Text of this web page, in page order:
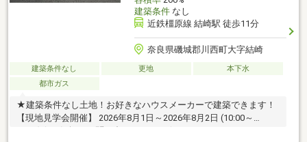
建築条件なし
近鉄橿原線 結崎駅 徒歩11分
奈良県磯城郡川西町大字結崎
建築条件なし 更地
本下水
都市ガス
★建築条件なし土地！お好きなハウスメーカーで建築できます！
【現地見学会開催】 2026年8月1日～2026年8月2日 (10:00～
17:00)☆お気軽にお問い合わせ下さい☆